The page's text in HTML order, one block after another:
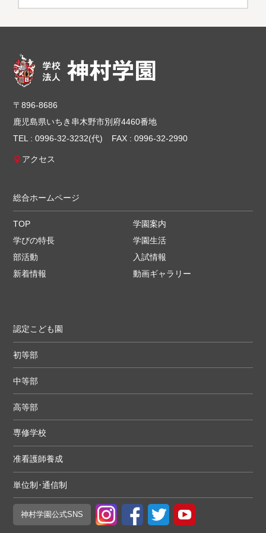
〒896-8686
鹿児島県いちき串木野市別府4460番地
TEL : 0996-32-3232(代)
FAX : 0996-32-2990
アクセス
総合ホームページ
TOP
学園案内
学びの特長
学園生活
部活動
入試情報
新着情報
動画ギャラリー
認定こども園
初等部
中等部
高等部
専修学校
准看護師養成
単位制･通信制
神村学園公式SNS